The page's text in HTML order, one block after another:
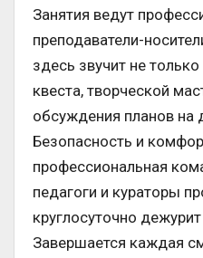
Занятия ведут
преподаватели-
здесь звучит не
квеста, творческой
обсуждения планов на
Безопасность и
профессиональная
педагоги и кураторы
круглосуточно
Завершается каждая